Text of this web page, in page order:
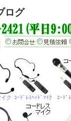
ログ